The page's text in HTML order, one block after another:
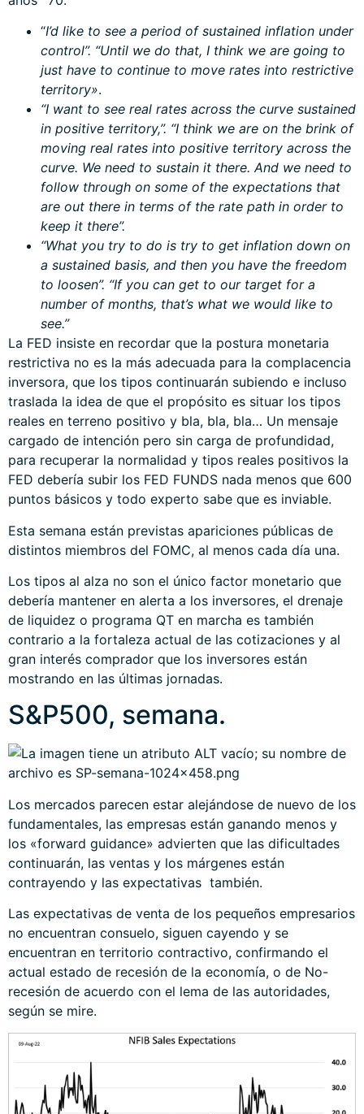
“I’d like to see a period of sustained inflation under
control”. “Until we do that, I think we are going to
just have to continue to move rates into restrictive
territory».
“I want to see real rates across the curve sustained
in positive territory,”. “I think we are on the brink of
moving real rates into positive territory across the
curve. We need to sustain it there. And we need to
follow through on some of the expectations that
are out there in terms of the rate path in order to
keep it there”.
“What you try to do is try to get inflation down on
a sustained basis, and then you have the freedom
to loosen”. “If you can get to our target for a
number of months, that’s what we would like to
see.”
La FED insiste en recordar que la postura monetaria
restrictiva no es la más adecuada para la complacencia
inversora, que los tipos continuarán subiendo e incluso
traslada la idea de que el propósito es situar los tipos
reales en terreno positivo y bla, bla, bla… Un mensaje
cargado de intención pero sin carga de profundidad,
para recuperar la normalidad y tipos reales positivos la
FED debería subir los FED FUNDS nada menos que 600
puntos básicos y todo experto sabe que es inviable.
Esta semana están previstas apariciones públicas de
distintos miembros del FOMC, al menos cada día una.
Los tipos al alza no son el único factor monetario que
debería mantener en alerta a los inversores, el drenaje
de liquidez o programa QT en marcha es también
contrario a la fortaleza actual de las cotizaciones y al
gran interés comprador que los inversores están
mostrando en las últimas jornadas.
S&P500, semana.
Los mercados parecen estar alejándose de nuevo de los
fundamentales, las empresas están ganando menos y
los «forward guidance» advierten que las dificultades
continuarán, las ventas y los márgenes están
contrayendo y las expectativas también.
Las expectativas de venta de los pequeños empresarios
no encuentran consuelo, siguen cayendo y se
encuentran en territorio contractivo, confirmando el
actual estado de recesión de la economía, o de No-
recesión de acuerdo con el lema de las autoridades,
según se mire.